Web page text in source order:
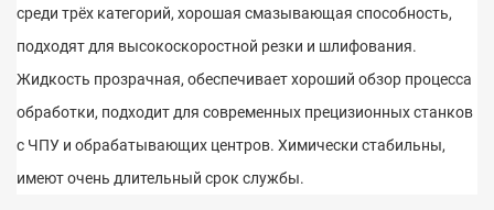
среди трёх категорий, хорошая смазывающая способность,
подходят для высокоскоростной резки и шлифования.
Жидкость прозрачная, обеспечивает хороший обзор процесса
обработки, подходит для современных прецизионных станков
с ЧПУ и обрабатывающих центров. Химически стабильны,
имеют очень длительный срок службы.